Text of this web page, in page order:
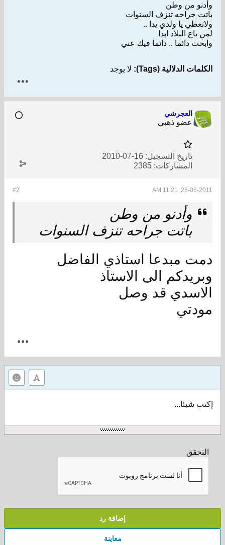
وأدنو من وطن
باتت جراحه تنزف السنوات
ولاتعطي يا ولدي يدا ..
لمن باع البلاد ابدا
وابحث دائما .. دائما فيك عني
الكلمات الدلالية (Tags): لا يوجد
العجرشي
عضو ذهبي
تاريخ التسجيل: 16-07-2010
المشاركات: 2385
#2 28-06-2011, 11:21 AM
وأدنو من وطن
باتت جراحه تنزف السنوات
دمت مبدعا استاذي الفاضل
وبريدكم الى الاستاذ
الاسدي قد وصل
مودتي
إكتب شيئا...
التحقق
إضافة رد
معاينة